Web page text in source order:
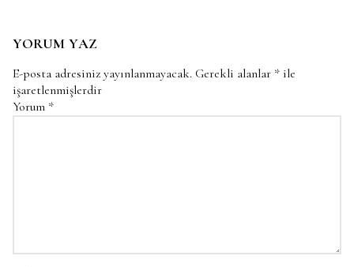
YORUM YAZ
E-posta adresiniz yayınlanmayacak. Gerekli alanlar * ile
işaretlenmişlerdir
Yorum *